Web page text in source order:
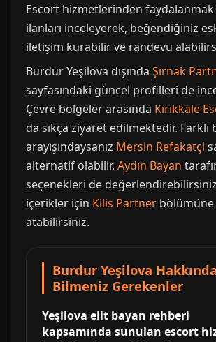
Escort hizmetlerinden
ilanları inceleyerek, beğendiğiniz
iletişim kurabilir ve randevu
Burdur Yeşilova dışında Şırnak
sayfasındaki güncel profilleri de
Çevre bölgeler arasında Kırıkkale
da sıkça ziyaret edilmektedir. Farklı
arayışındaysanız Mersin Refakatçi
alternatif olabilir. Aydın Bayan
seçenekleri de
içerikler için Kilis Partner bölümüne
atabilirsiniz.
Burdur Yeşilova Hakkında
Bilmeniz Gerekenler
Yeşilova elit bayan rehberi
kapsamında sunulan escort